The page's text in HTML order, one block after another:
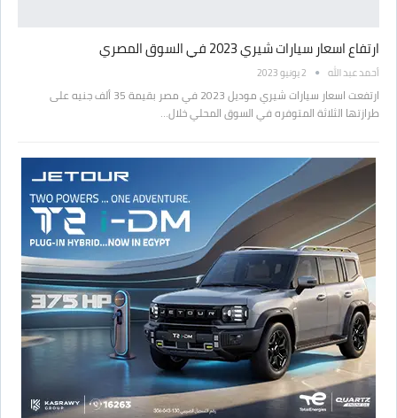
ارتفاع اسعار سيارات شيري 2023 في السوق المصري
أحمد عبد الله 2 يونيو 2023
ارتفعت اسعار سيارات شيري موديل 2023 في مصر بقيمة 35 ألف جنيه على
طرازتها الثلاثة المتوفره في السوق المحلي خلال…